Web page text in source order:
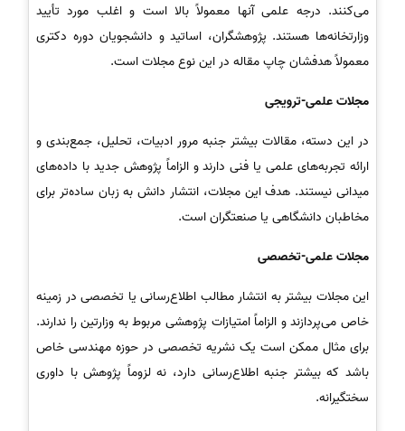
می‌کنند. درجه علمی آنها معمولاً بالا است و اغلب مورد تأیید
وزارتخانه‌ها هستند. پژوهشگران، اساتید و دانشجویان دوره دکتری
معمولاً هدفشان چاپ مقاله در این نوع مجلات است.
مجلات علمی-ترویجی
در این دسته، مقالات بیشتر جنبه مرور ادبیات، تحلیل، جمع‌بندی و
ارائه تجربه‌های علمی یا فنی دارند و الزاماً پژوهش جدید با داده‌های
میدانی نیستند. هدف این مجلات، انتشار دانش به زبان ساده‌تر برای
مخاطبان دانشگاهی یا صنعتگران است.
مجلات علمی-تخصصی
این مجلات بیشتر به انتشار مطالب اطلاع‌رسانی یا تخصصی در زمینه
خاص می‌پردازند و الزاماً امتیازات پژوهشی مربوط به وزارتین را ندارند.
برای مثال ممکن است یک نشریه تخصصی در حوزه مهندسی خاص
باشد که بیشتر جنبه اطلاع‌رسانی دارد، نه لزوماً پژوهش با داوری
سختگیرانه.